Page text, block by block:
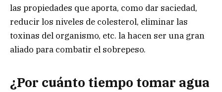
las propiedades que aporta, como dar saciedad,
reducir los niveles de colesterol, eliminar las
toxinas del organismo, etc. la hacen ser una gran
aliado para combatir el sobrepeso.
¿Por cuánto tiempo tomar agua